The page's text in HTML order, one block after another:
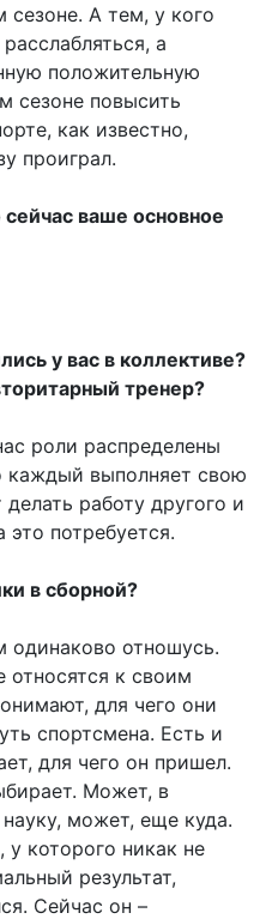
А тем, у кого
а
положительную
сезоне повысить
как известно,
проиграл.
ваше основное
у вас в коллективе?
тренер?
роли распределены
каждый выполняет свою
работу другого и
это потребуется.
в сборной?
одинаково отношусь.
относятся к своим
для чего они
спортсмена. Есть и
для чего он пришел.
Может, в
может, еще куда.
которого никак не
результат,
Сейчас он –